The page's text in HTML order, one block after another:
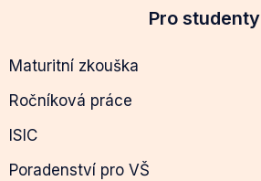
Pro studenty
Maturitní zkouška
Ročníková práce
ISIC
Poradenství pro VŠ